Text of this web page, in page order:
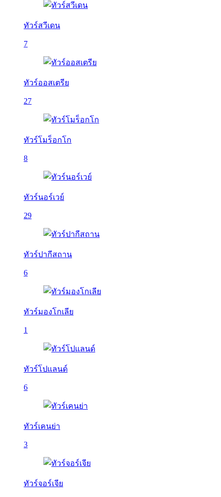
ทัวร์สวีเดน
7
ทัวร์ออสเตรีย
27
ทัวร์โมร็อกโก
8
ทัวร์นอร์เวย์
29
ทัวร์ปากีสถาน
6
ทัวร์มองโกเลีย
1
ทัวร์โปแลนด์
6
ทัวร์เคนย่า
3
ทัวร์จอร์เจีย